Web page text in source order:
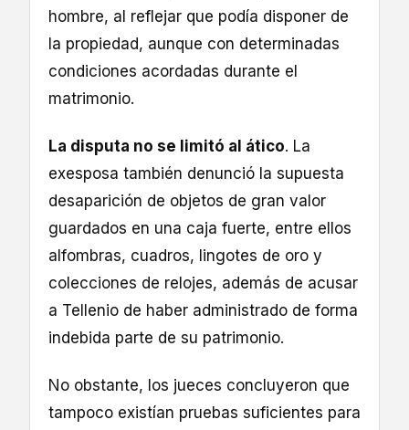
hombre, al reflejar que podía disponer de
la propiedad, aunque con determinadas
condiciones acordadas durante el
matrimonio.
La disputa no se limitó al ático. La
exesposa también denunció la supuesta
desaparición de objetos de gran valor
guardados en una caja fuerte, entre ellos
alfombras, cuadros, lingotes de oro y
colecciones de relojes, además de acusar
a Tellenio de haber administrado de forma
indebida parte de su patrimonio.
No obstante, los jueces concluyeron que
tampoco existían pruebas suficientes para